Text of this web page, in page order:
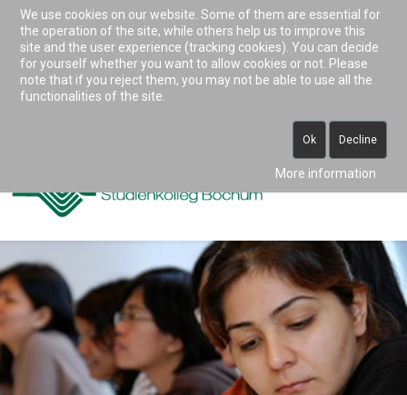
Accessibility & Tools
0234 938 82 0 (vormittags)
We use cookies on our website. Some of them are essential for
the operation of the site, while others help us to improve this
site and the user experience (tracking cookies). You can decide
for yourself whether you want to allow cookies or not. Please
note that if you reject them, you may not be able to use all the
functionalities of the site.
Ok Decline
More information